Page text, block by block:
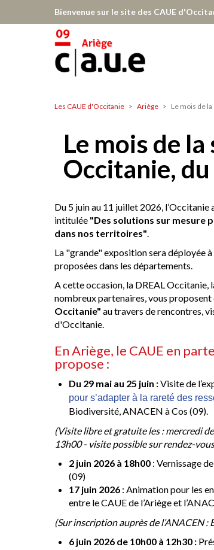
Bienvenue sur le site des CAUE
Ariège
Les CAUE d'Occitanie Ariège Le mois de
Le mois de
Occitanie,
Du 5 juin au 11 juillet 2026,
intitulée "Des solutions sur mesure
dans nos territoires".
La "grande" exposition sera déployée
proposées dans les départements.
A cette occasion, la DREAL Occitanie,
nombreux partenaires, vous
Occitanie" au travers de rencontres,
d'Occitanie.
En Ariège, le CAUE en
propose :
Du 29 mai au 25 juin :Visite de
pour s’adapter à la rareté des
Biodiversité, ANACEN à Cos (09).
(Visite libre et gratuite les : mercredi
13h00 - visite possible sur rendez-
2 juin 2026 à 18h00: Vernissage
(09)
17 juin 2026: Animation pour les
entre le CAUE de l’Ariège et
(Sur inscription auprès de l’ANACEN :
6 juin 2026 de 10h00 à 12h30 :